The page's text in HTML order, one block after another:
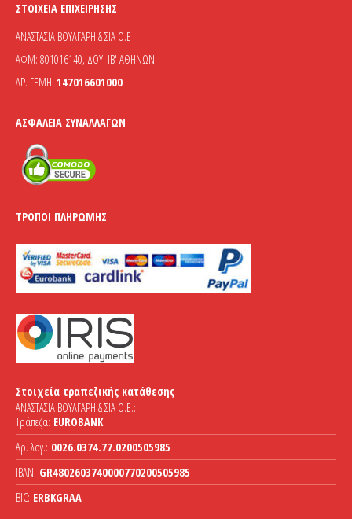
ΣΤΟΙΧΕΊΑ ΕΠΙΧΕΊΡΗΣΗΣ
ΑΝΑΣΤΑΣΙΑ ΒΟΥΛΓΑΡΗ & ΣΙΑ Ο.Ε
ΑΦΜ: 801016140, ΔΟΥ: ΙΒ' ΑΘΗΝΩΝ
ΑΡ. ΓΕΜΗ: 147016601000
ΑΣΦΆΛΕΙΑ ΣΥΝΑΛΛΑΓΏΝ
ΤΡΌΠΟΙ ΠΛΗΡΩΜΉΣ
Στοιχεία τραπεζικής κατάθεσης
ΑΝΑΣΤΑΣΙΑ ΒΟΥΛΓΑΡΗ & ΣΙΑ Ο.Ε.:
Τράπεζα: EUROBANK
Αρ. λογ.: 0026.0374.77.0200505985
IBAN: GR4802603740000770200505985
BIC: ERBKGRAA